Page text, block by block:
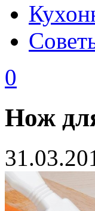
0
Нож